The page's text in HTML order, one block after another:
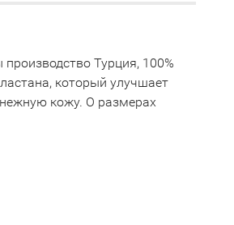
Турция, 100%
который улучшает
кожу. О размерах